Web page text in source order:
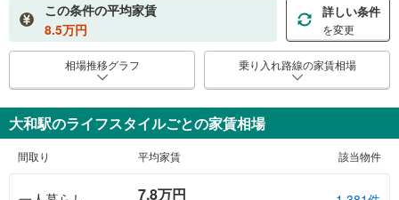
この条件の平均家賃
8.5万円
詳しい条件
を変更
相場推移グラフ 乗り入れ路線の家賃相場
大和駅のライフスタイルごとの家賃相場
間取り 平均家賃 該当物件
7.8万円